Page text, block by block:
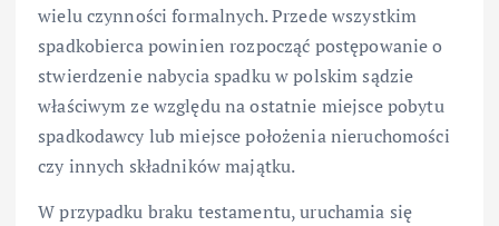
wielu czynności formalnych. Przede wszystkim
spadkobierca powinien rozpocząć postępowanie o
stwierdzenie nabycia spadku w polskim sądzie
właściwym ze względu na ostatnie miejsce pobytu
spadkodawcy lub miejsce położenia nieruchomości
czy innych składników majątku.
W przypadku braku testamentu, uruchamia się